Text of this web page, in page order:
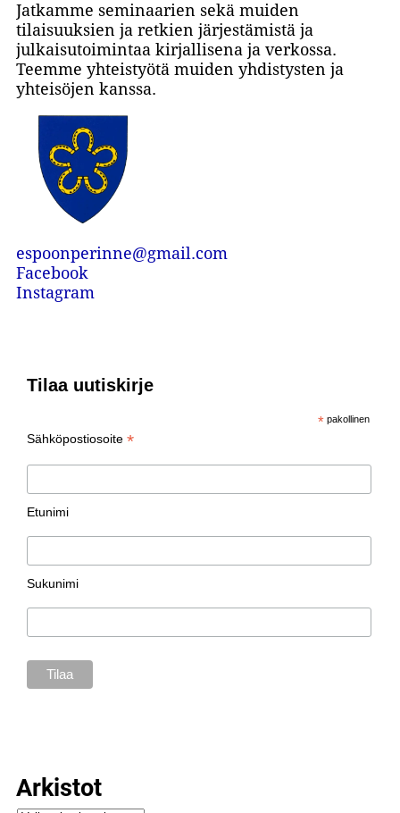
Jatkamme seminaarien sekä muiden
tilaisuuksien ja retkien järjestämistä ja
julkaisutoimintaa kirjallisena ja verkossa.
Teemme yhteistyötä muiden yhdistysten ja
yhteisöjen kanssa.
espoonperinne@gmail.com
Facebook
Instagram
Tilaa uutiskirje
* pakollinen
Sähköpostiosoite*
Etunimi
Sukunimi
Arkistot